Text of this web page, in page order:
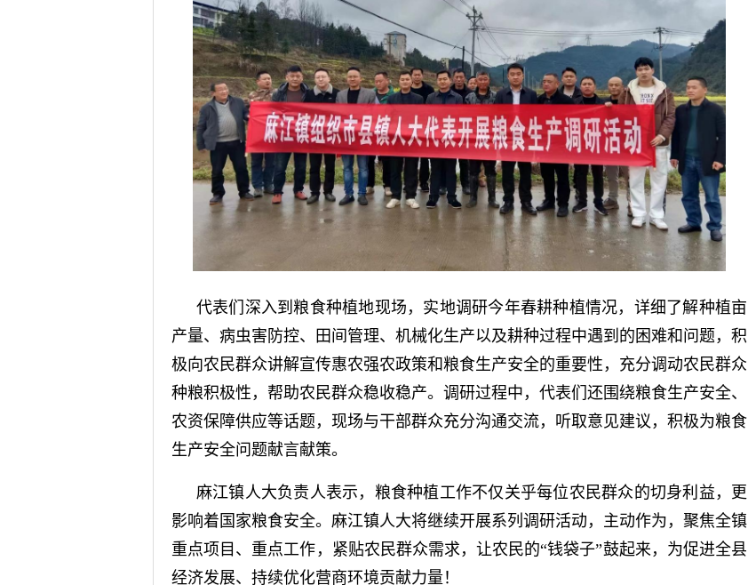
代表们深入到粮食种植地现场，实地调研今年春耕种植情况，详细了解种植亩
产量、病虫害防控、田间管理、机械化生产以及耕种过程中遇到的困难和问题，积
极向农民群众讲解宣传惠农强农政策和粮食生产安全的重要性，充分调动农民群众
种粮积极性，帮助农民群众稳收稳产。调研过程中，代表们还围绕粮食生产安全、
农资保障供应等话题，现场与干部群众充分沟通交流，听取意见建议，积极为粮食
生产安全问题献言献策。
麻江镇人大负责人表示，粮食种植工作不仅关乎每位农民群众的切身利益，更
影响着国家粮食安全。麻江镇人大将继续开展系列调研活动，主动作为，聚焦全镇
重点项目、重点工作，紧贴农民群众需求，让农民的“钱袋子”鼓起来，为促进全县
经济发展、持续优化营商环境贡献力量！